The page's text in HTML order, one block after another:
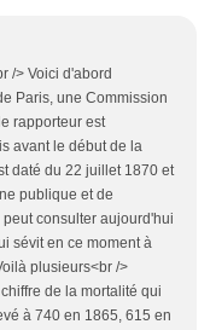
/> Voici d'abord
Paris, une Commission
rapporteur est
avant le début de la
daté du 22 juillet 1870 et
publique et de
consulter aujourd'hui
sévit en ce moment à
plusieurs<br />
de la mortalité qui
à 740 en 1865, 615 en